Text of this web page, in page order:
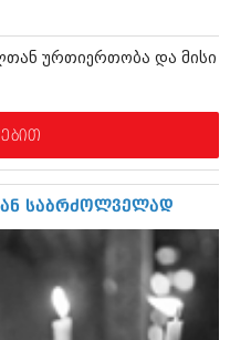
ურთიერთობა და მისი
საბრძოლველად